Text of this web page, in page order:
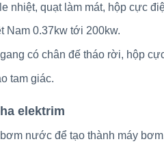
nhiệt, quạt làm mát, hộp cực
Nam 0.37kw tới 200kw.
có chân đế tháo rời, hộp
tam giác.
elektrim
nước để tạo thành máy